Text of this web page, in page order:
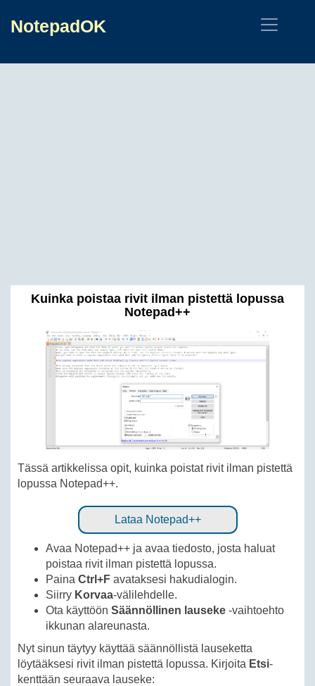
NotepadOK
Kuinka poistaa rivit ilman pistettä lopussa
Notepad++
Tässä artikkelissa opit, kuinka poistat rivit ilman pistettä
lopussa Notepad++.
Lataa Notepad++
Avaa Notepad++ ja avaa tiedosto, josta haluat
poistaa rivit ilman pistettä lopussa.
Paina Ctrl+F avataksesi hakudialogin.
Siirry Korvaa-välilehdelle.
Ota käyttöön Säännöllinen lauseke -vaihtoehto
ikkunan alareunasta.
Nyt sinun täytyy käyttää säännöllistä lauseketta
löytääksesi rivit ilman pistettä lopussa. Kirjoita Etsi-
kenttään seuraava lauseke: